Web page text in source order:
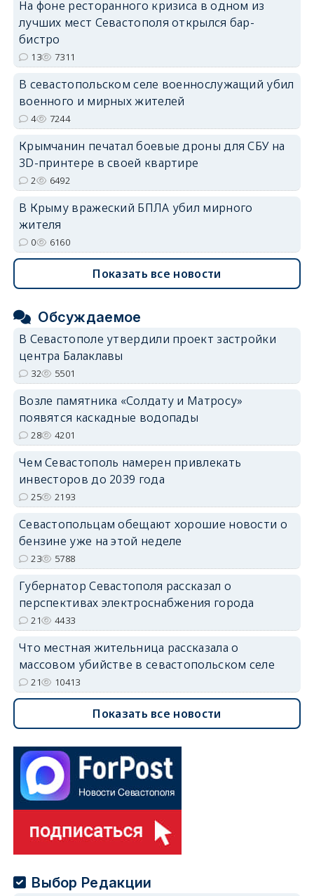
erid: 2SDnjdvhGXG
На фоне ресторанного кризиса в одном из
лучших мест Севастополя открылся бар-
бистро
13 7311
В севастопольском селе военнослужащий убил
военного и мирных жителей
4 7244
Крымчанин печатал боевые дроны для СБУ на
3D-принтере в своей квартире
2 6492
В Крыму вражеский БПЛА убил мирного
жителя
0 6160
Показать все новости
Обсуждаемое
В Севастополе утвердили проект застройки
центра Балаклавы
32 5501
Возле памятника «Солдату и Матросу»
появятся каскадные водопады
28 4201
Чем Севастополь намерен привлекать
инвесторов до 2039 года
25 2193
Севастопольцам обещают хорошие новости о
бензине уже на этой неделе
23 5788
Губернатор Севастополя рассказал о
перспективах электроснабжения города
21 4433
Что местная жительница рассказала о
массовом убийстве в севастопольском селе
21 10413
Показать все новости
Выбор Редакции